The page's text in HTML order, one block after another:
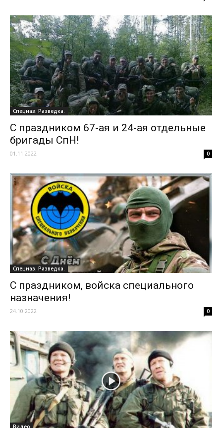
Спецназ. Разведка.
С праздником 67-ая и 24-ая отдельные
бригады СпН!
01.11.2022 0
Спецназ. Разведка.
С праздником, войска специального
назначения!
24.10.2022 0
Видео